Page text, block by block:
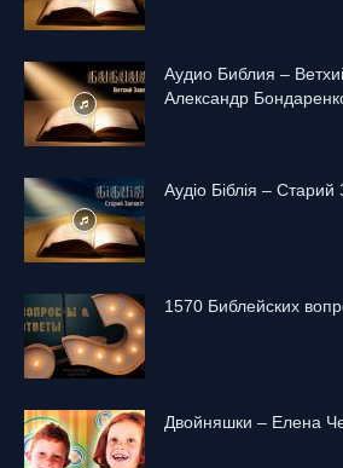
Аудио Библия –
Александр
Аудіо Біблія – Старий
1570 Библейских
Двойняшки – Елена